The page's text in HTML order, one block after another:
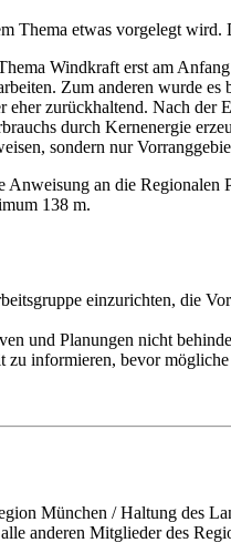
Thema etwas vorgelegt
Windkraft erst am
Zum anderen wurde
zurückhaltend. Nach
durch Kernenergie
sondern nur
an die
138 m.
einzurichten, die
und Planungen nicht
informieren, bevor
München / Haltung des
anderen Mitglieder des